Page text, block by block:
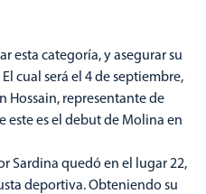
esta categoría, y asegurar su
cual será el 4 de septiembre,
Hossain, representante de
este es el debut de Molina en
Sardina quedó en el lugar 22,
deportiva. Obteniendo su